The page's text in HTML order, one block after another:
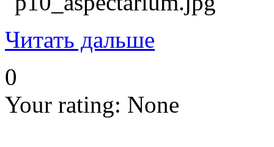
Читать дальше
0
Your rating: None